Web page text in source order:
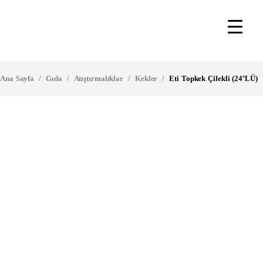
Ana Sayfa / Gıda / Atıştırmalıklar / Kekler / Eti Topkek Çilekli (24’LÜ)